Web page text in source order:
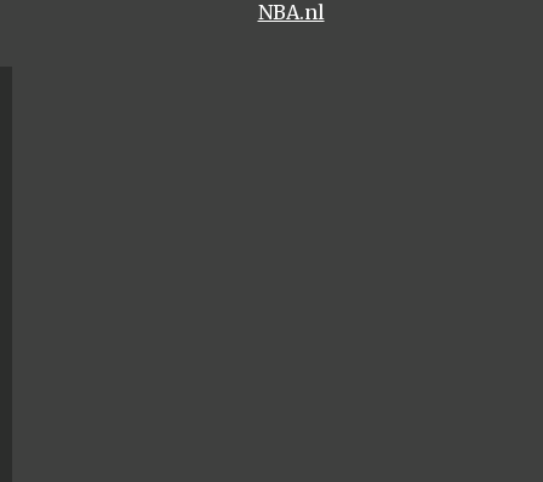
NBA.nl